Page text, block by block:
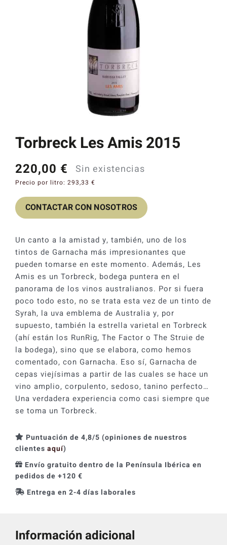
Catas y Actividades
Torbreck Les Amis 2015
220,00 € Sin existencias
Precio por litro: 293,33 €
CONTACTAR CON NOSOTROS
Un canto a la amistad y, también, uno de los
tintos de Garnacha más impresionantes que
pueden tomarse en este momento. Además, Les
Amis es un Torbreck, bodega puntera en el
panorama de los vinos australianos. Por si fuera
poco todo esto, no se trata esta vez de un tinto de
Syrah, la uva emblema de Australia y, por
supuesto, también la estrella varietal en Torbreck
(ahí están los RunRig, The Factor o The Struie de
la bodega), sino que se elabora, como hemos
comentado, con Garnacha. Eso sí, Garnacha de
cepas viejísimas a partir de las cuales se hace un
vino amplio, corpulento, sedoso, tanino perfecto…
Una verdadera experiencia como casi siempre que
se toma un Torbreck.
Puntuación de 4,8/5 (opiniones de nuestros
clientes aquí)
Envío gratuito dentro de la Península Ibérica en
pedidos de +120 €
Entrega en 2-4 días laborales
Información adicional